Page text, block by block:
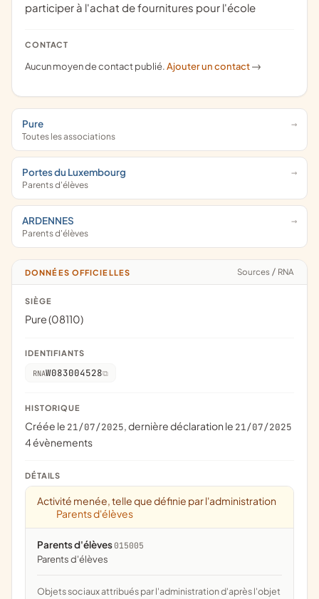
participer à l'achat de fournitures pour l'école
CONTACT
Aucun moyen de contact publié.Ajouter un contact ->
Pure
Toutes les associations
Portes du Luxembourg
Parents d'élèves
ARDENNES
Parents d'élèves
DONNÉES OFFICIELLES Sources / RNA
SIÈGE
Pure (08110)
IDENTIFIANTS
RNAW083004528
HISTORIQUE
Créée le 21/07/2025, dernière déclaration le 21/07/2025
4 évènements
DÉTAILS
Activité menée, telle que définie par l'administration
Parents d'élèves
Parents d'élèves 015005
parents d'élèves
Objets sociaux attribués par l'administration d'après l'objet